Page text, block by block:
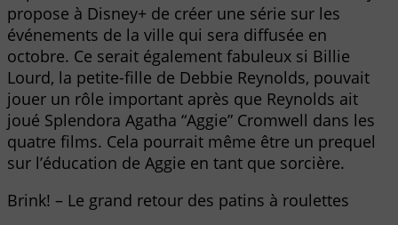
propose à Disney+ de créer une série sur les
événements de la ville qui sera diffusée en
octobre. Ce serait également fabuleux si Billie
Lourd, la petite-fille de Debbie Reynolds, pouvait
jouer un rôle important après que Reynolds ait
joué Splendora Agatha “Aggie” Cromwell dans les
quatre films. Cela pourrait même être un prequel
sur l’éducation de Aggie en tant que sorcière.
Brink! – Le grand retour des patins à roulettes